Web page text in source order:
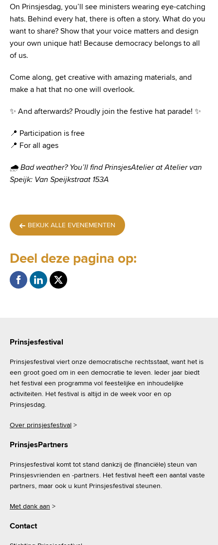
On Prinsjesdag, you’ll see ministers wearing eye-catching
hats. Behind every hat, there is often a story. What do you
want to share? Show that your voice matters and design
your own unique hat! Because democracy belongs to all
of us.
Come along, get creative with amazing materials, and
make a hat that no one will overlook.
✨ And afterwards? Proudly join the festive hat parade! ✨
📍 Participation is free
📍 For all ages
🌧 Bad weather? You’ll find PrinsjesAtelier at Atelier van
Speijk: Van Speijkstraat 153A
BEKIJK ALLE EVENEMENTEN
Deel deze pagina op:
Prinsjesfestival
Prinsjesfestival viert onze democratische rechtsstaat, want het is
een groot goed om in een democratie te leven. Ieder jaar biedt
het festival een programma vol feestelijke en inhoudelijke
activiteiten. Het festival is altijd in de week voor en op
Prinsjesdag.
Over prinsjesfestival >
PrinsjesPartners
Prinsjesfestival komt tot stand dankzij de (financiële) steun van
Prinsjesvrienden en -partners. Het festival heeft een aantal vaste
partners, maar ook u kunt Prinsjesfestival steunen.
Met dank aan >
Contact